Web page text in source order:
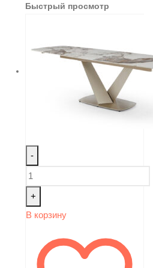
Быстрый просмотр
-
+
В корзину